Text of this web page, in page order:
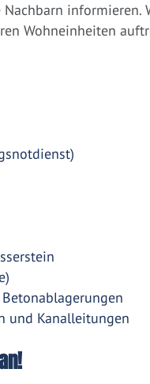
informieren.
Wohneinheiten
und Kanalleitungen